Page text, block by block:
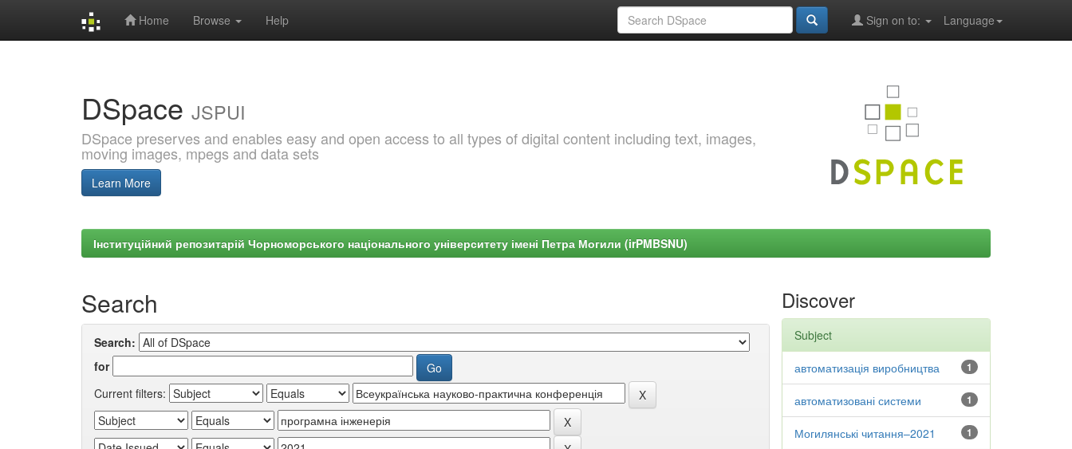
Home Browse Help Language
Sign on to:
DSpace JSPUI
DSpace preserves and enables easy and open access to all types of digital content including text, images,
moving images, mpegs and data sets
Learn More
Інституційний репозитарій Чорноморського національного університету імені Петра Могили (irPMBSNU)
Search
Search:
for
Current filters:
Discover
Subject
1
автоматизація виробництва
1
автоматизовані системи
1
Могилянські читання–2021